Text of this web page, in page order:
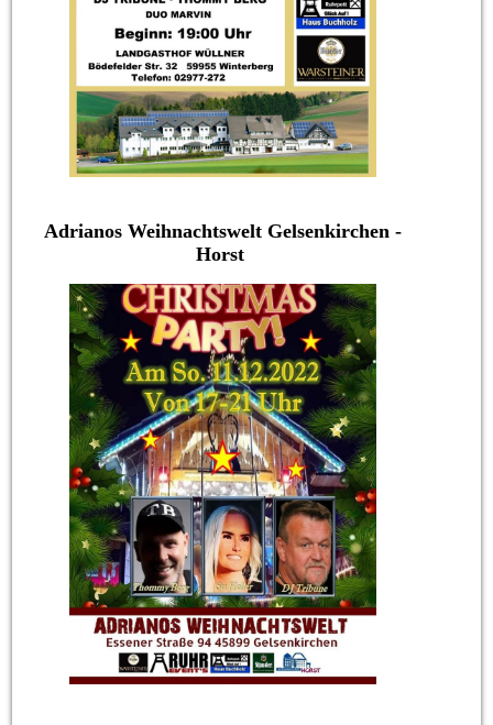
Adrianos Weihnachtswelt Gelsenkirchen -
Horst